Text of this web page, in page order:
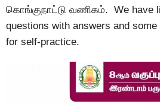
கொங்குநாட்டு வணிகம். We have
questions with answers and
for self-practice.